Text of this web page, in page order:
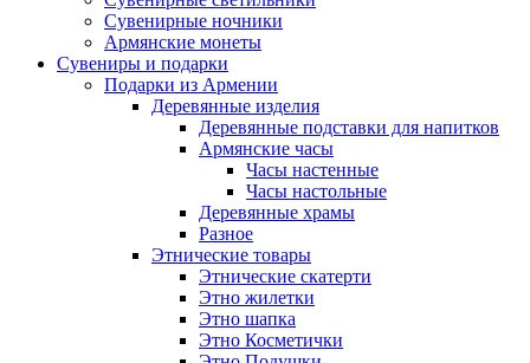
Сувенирные ночники
Армянские монеты
Сувениры и подарки
Подарки из Армении
Деревянные изделия
Деревянные подставки для напитков
Армянские часы
Часы настенные
Часы настольные
Деревянные храмы
Разное
Этнические товары
Этнические скатерти
Этно жилетки
Этно шапка
Этно Косметички